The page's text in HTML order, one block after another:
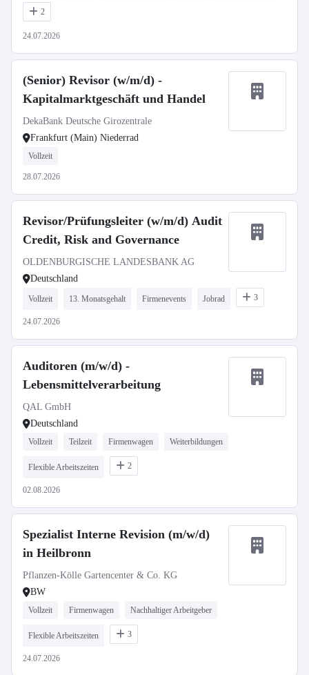
2
24.07.2026
(Senior) Revisor (w/m/d) -
Kapitalmarktgeschäft und Handel
DekaBank Deutsche Girozentrale
Frankfurt (Main) Niederrad
Vollzeit
28.07.2026
Revisor/Prüfungsleiter (w/m/d) Audit
Credit, Risk and Governance
OLDENBURGISCHE LANDESBANK AG
Deutschland
Vollzeit 13. Monatsgehalt Firmenevents Jobrad 3
24.07.2026
Auditoren (m/w/d) -
Lebensmittelverarbeitung
QAL GmbH
Deutschland
Vollzeit Teilzeit Firmenwagen Weiterbildungen
Flexible Arbeitszeiten 2
02.08.2026
Spezialist Interne Revision (m/w/d)
in Heilbronn
Pflanzen-Kölle Gartencenter & Co. KG
BW
Vollzeit Firmenwagen Nachhaltiger Arbeitgeber
Flexible Arbeitszeiten 3
24.07.2026